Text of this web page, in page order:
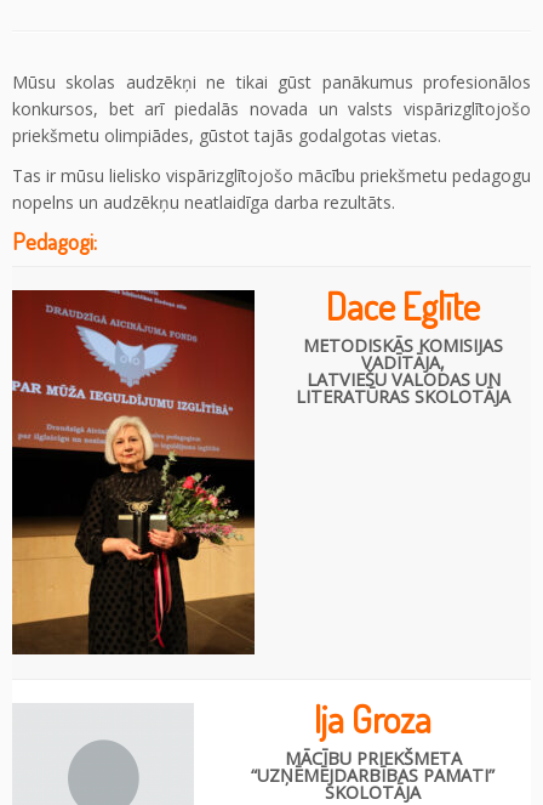
Mūsu skolas audzēkņi ne tikai gūst panākumus profesionālos
konkursos, bet arī piedalās novada un valsts vispārizglītojošo
priekšmetu olimpiādes, gūstot tajās godalgotas vietas.
Tas ir mūsu lielisko vispārizglītojošo mācību priekšmetu pedagogu
nopelns un audzēkņu neatlaidīga darba rezultāts.
Pedagogi:
Dace Eglīte
METODISKĀS KOMISIJAS
VADĪTĀJA,
LATVIEŠU VALODAS UN
LITERATŪRAS SKOLOTĀJA
Ija Groza
MĀCĪBU PRIEKŠMETA
“UZŅĒMĒJDARBĪBAS PAMATI”
SKOLOTĀJA